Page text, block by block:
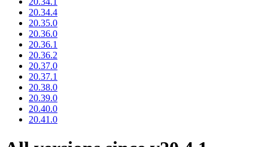
20.34.4
20.35.0
20.36.0
20.36.1
20.36.2
20.37.0
20.37.1
20.38.0
20.39.0
20.40.0
20.41.0